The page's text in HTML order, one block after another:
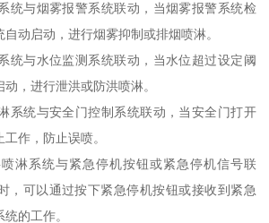
统与烟雾报警系统联动，当烟雾报警系统检
动启动，进行烟雾抑制或排烟喷淋。
统与水位监测系统联动，当水位超过设定阈
，进行泄洪或防洪喷淋。
系统与安全门控制系统联动，当安全门打开
作，防止误喷。
淋系统与紧急停机按钮或紧急停机信号联
，可以通过按下紧急停机按钮或接收到紧急
的工作。